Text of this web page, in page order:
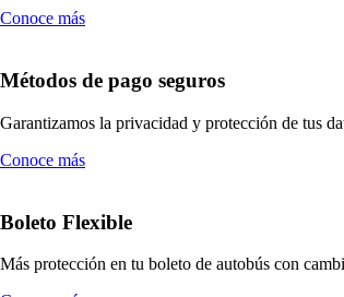
Conoce más
Métodos de pago seguros
Garantizamos la privacidad y protección de tus
Conoce más
Boleto Flexible
Más protección en tu boleto de autobús con